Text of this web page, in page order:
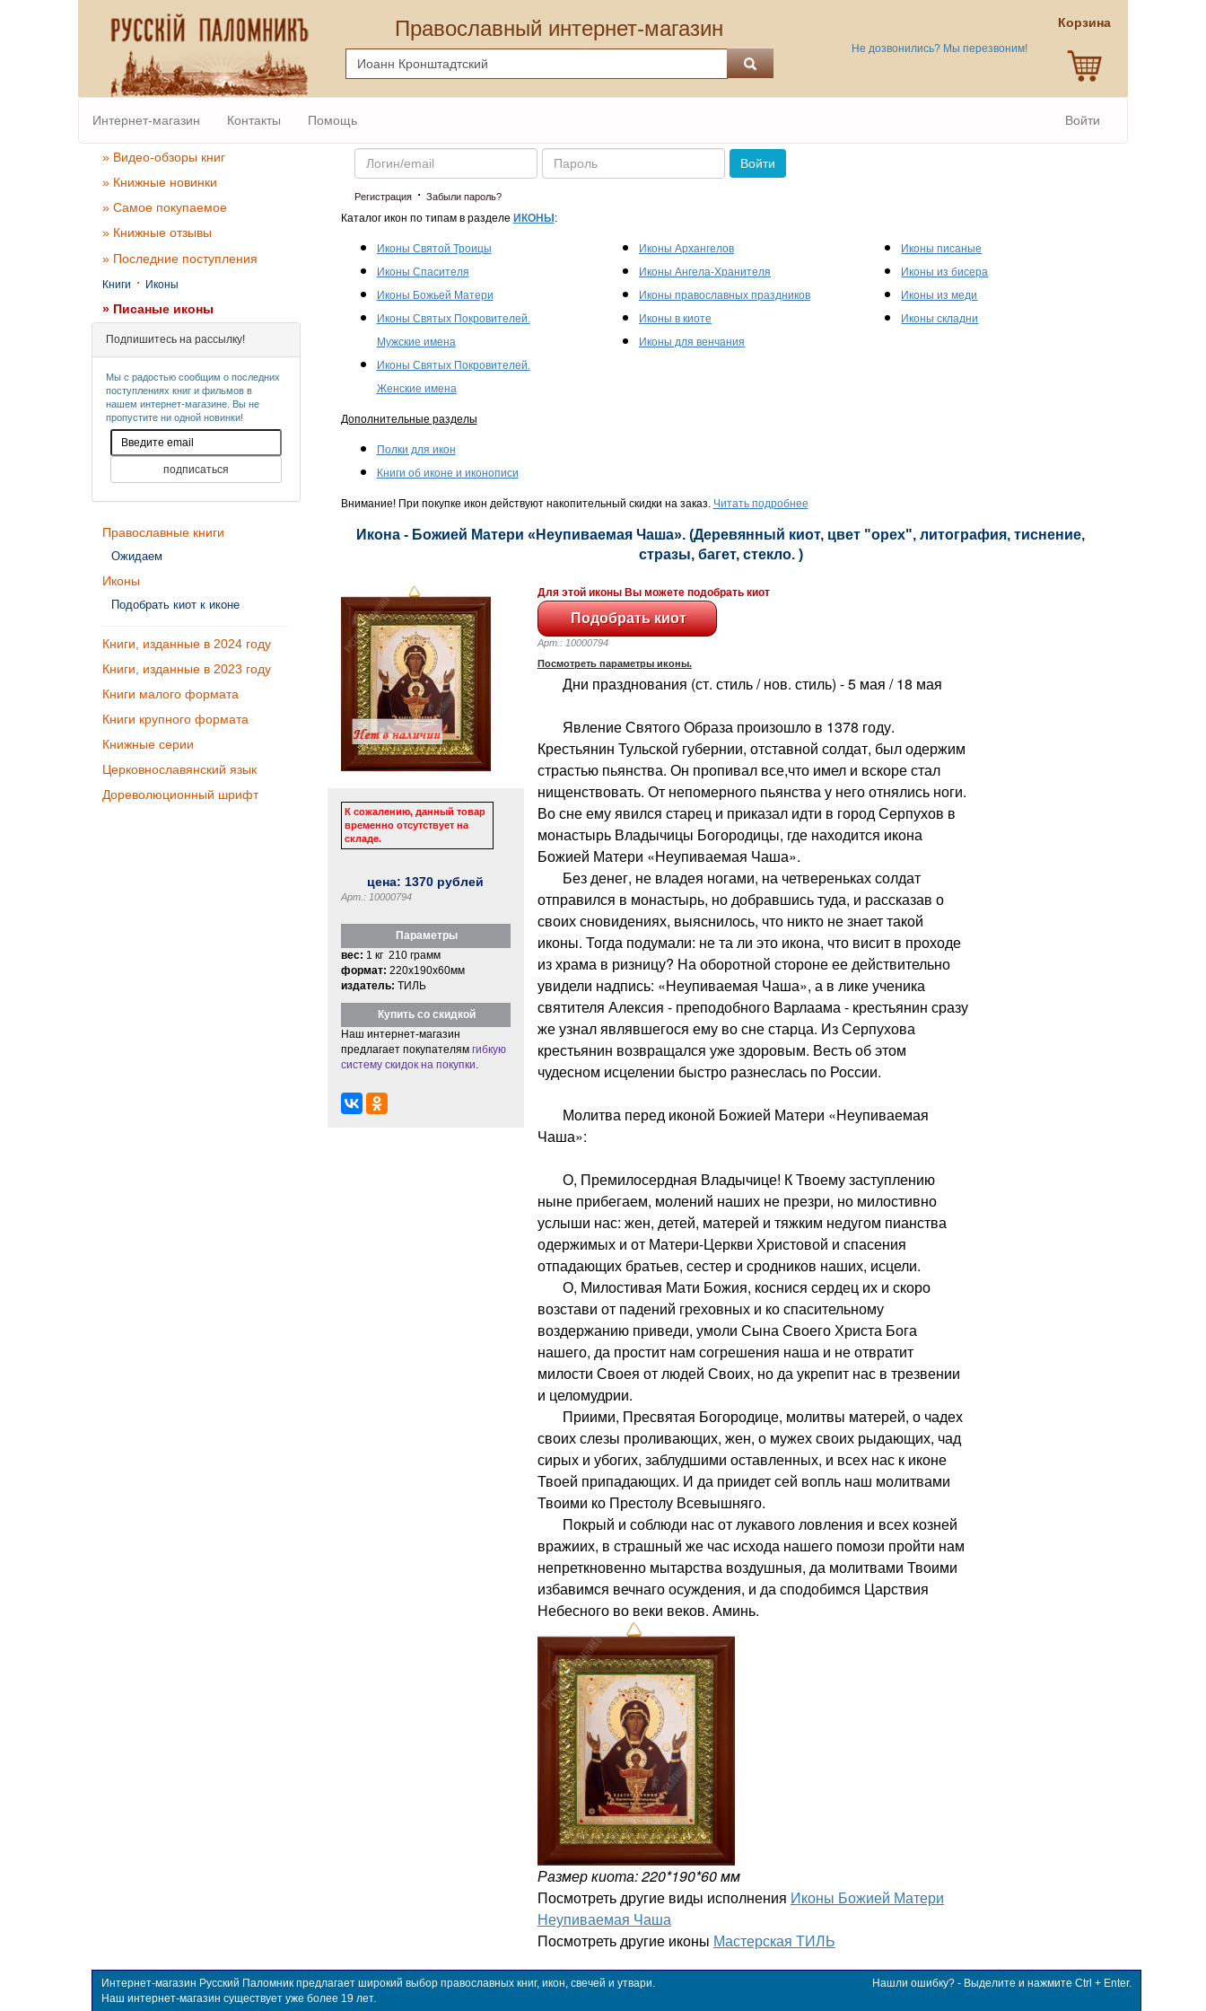
Православный интернет-магазин
Не дозвонились? Мы перезвоним!
Корзина
Интернет-магазин Контакты Помощь Войти
» Видео-обзоры книг
» Книжные новинки
» Самое покупаемое
» Книжные отзывы
» Последние поступления
Книги · Иконы
» Писаные иконы
Подпишитесь на рассылку!
Мы с радостью сообщим о последних
поступлениях книг и фильмов в
нашем интернет-магазине. Вы не
пропустите ни одной новинки!
Православные книги
Ожидаем
Иконы
Подобрать киот к иконе
Книги, изданные в 2024 году
Книги, изданные в 2023 году
Книги малого формата
Книги крупного формата
Книжные серии
Церковнославянский язык
Дореволюционный шрифт
Email Пароль
Войти
Регистрация· Забыли пароль?
Каталог икон по типам в разделе ИКОНЫ :
Иконы Святой Троицы
Иконы Спасителя
Иконы Божьей Матери
Иконы Святых Покровителей.
Мужские имена
Иконы Святых Покровителей.
Женские имена
Иконы Архангелов
Иконы Ангела-Хранителя
Иконы православных праздников
Иконы в киоте
Иконы для венчания
Иконы писаные
Иконы из бисера
Иконы из меди
Иконы складни
Дополнительные разделы
Полки для икон
Книги об иконе и иконописи
Внимание! При покупке икон действуют накопительный скидки на заказ. Читать подробнее
Икона - Божией Матери «Неупиваемая Чаша». (Деревянный киот, цвет "орех", литография, тиснение,
стразы, багет, стекло. )
К сожалению, данный товар
временно отсутствует на
складе.
цена: 1370 рублей
Арт.: 10000794
Параметры
вес: 1 кг 210 грамм
формат: 220x190x60мм
издатель: ТИЛЬ
Купить со скидкой
Наш интернет-магазин
предлагает покупателям гибкую
систему скидок на покупки
Для этой иконы Вы можете подобрать киот
Арт.: 10000794
Посмотреть параметры иконы.
Дни празднования (ст. стиль / нов. стиль) - 5 мая / 18 мая
Явление Святого Образа произошло в 1378 году.
Крестьянин Тульской губернии, отставной солдат, был одержим
страстью пьянства. Он пропивал все,что имел и вскоре стал
нищенствовать. От непомерного пьянства у него отнялись ноги.
Во сне ему явился старец и приказал идти в город Серпухов в
монастырь Владычицы Богородицы, где находится икона
Божией Матери «Неупиваемая Чаша».
Без денег, не владея ногами, на четвереньках солдат
отправился в монастырь, но добравшись туда, и рассказав о
своих сновидениях, выяснилось, что никто не знает такой
иконы. Тогда подумали: не та ли это икона, что висит в проходе
из храма в ризницу? На оборотной стороне ее действительно
увидели надпись: «Неупиваемая Чаша», а в лике ученика
святителя Алексия - преподобного Варлаама - крестьянин сразу
же узнал являвшегося ему во сне старца. Из Серпухова
крестьянин возвращался уже здоровым. Весть об этом
чудесном исцелении быстро разнеслась по России.
Молитва перед иконой Божией Матери «Неупиваемая
Чаша»:
О, Премилосердная Владычице! К Твоему заступлению
ныне прибегаем, молений наших не презри, но милостивно
услыши нас: жен, детей, матерей и тяжким недугом пианства
одержимых и от Матери-Церкви Христовой и спасения
отпадающих братьев, сестер и сродников наших, исцели.
О, Милостивая Мати Божия, коснися сердец их и скоро
возстави от падений греховных и ко спасительному
воздержанию приведи, умоли Сына Своего Христа Бога
нашего, да простит нам согрешения наша и не отвратит
милости Своея от людей Своих, но да укрепит нас в трезвении
и целомудрии.
Приими, Пресвятая Богородице, молитвы матерей, о чадех
своих слезы проливающих, жен, о мужех своих рыдающих, чад
сирых и убогих, заблудшими оставленных, и всех нас к иконе
Твоей припадающих. И да приидет сей вопль наш молитвами
Твоими ко Престолу Всевышняго.
Покрый и соблюди нас от лукавого ловления и всех козней
вражиих, в страшный же час исхода нашего помози пройти нам
непреткновенно мытарства воздушныя, да молитвами Твоими
избавимся вечнаго осуждения, и да сподобимся Царствия
Небесного во веки веков. Аминь.
Размер киота: 220*190*60 мм
Посмотреть другие виды исполнения Иконы Божией Матери
Неупиваемая Чаша
Посмотреть другие иконы Мастерская ТИЛЬ
Интернет-магазин Русский Паломник предлагает широкий выбор православных книг, икон, свечей и утвари.
Наш интернет-магазин существует уже более 19 лет.
Нашли ошибку? - Выделите и нажмите Ctrl + Enter.